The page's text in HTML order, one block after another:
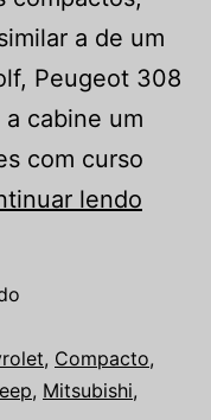
a de um
Peugeot 308
cabine um
com curso
lendo
, Compacto,
, Mitsubishi,